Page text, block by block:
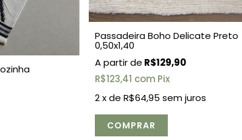
Passadeira Boho Delicate Preto
0,50x1,40
R$129,90
R$123,41 com Pix
2 x de R$64,95 sem juros